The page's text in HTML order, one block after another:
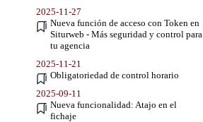
2025-11-27
Nueva función de acceso con Token en
Siturweb - Más seguridad y control para
tu agencia
2025-11-21
Obligatoriedad de control horario
2025-09-11
Nueva funcionalidad: Atajo en el
fichaje